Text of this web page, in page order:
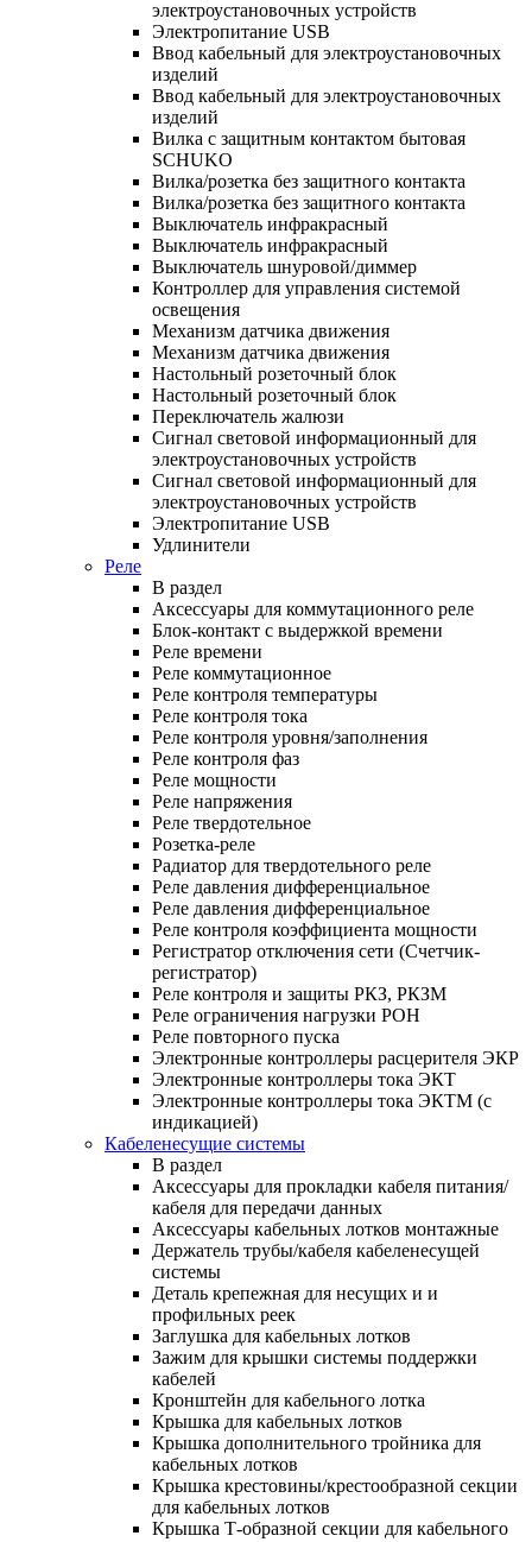
электроустановочных устройств
Электропитание USB
Ввод кабельный для электроустановочных
изделий
Ввод кабельный для электроустановочных
изделий
Вилка с защитным контактом бытовая
SCHUKO
Вилка/розетка без защитного контакта
Вилка/розетка без защитного контакта
Выключатель инфракрасный
Выключатель инфракрасный
Выключатель шнуровой/диммер
Контроллер для управления системой
освещения
Механизм датчика движения
Механизм датчика движения
Настольный розеточный блок
Настольный розеточный блок
Переключатель жалюзи
Сигнал световой информационный для
электроустановочных устройств
Сигнал световой информационный для
электроустановочных устройств
Электропитание USB
Удлинители
Реле
В раздел
Аксессуары для коммутационного реле
Блок-контакт с выдержкой времени
Реле времени
Реле коммутационное
Реле контроля температуры
Реле контроля тока
Реле контроля уровня/заполнения
Реле контроля фаз
Реле мощности
Реле напряжения
Реле твердотельное
Розетка-реле
Радиатор для твердотельного реле
Реле давления дифференциальное
Реле давления дифференциальное
Реле контроля коэффициента мощности
Регистратор отключения сети (Счетчик-
регистратор)
Реле контроля и защиты РКЗ, РКЗМ
Реле ограничения нагрузки РОН
Реле повторного пуска
Электронные контроллеры расцерителя ЭКР
Электронные контроллеры тока ЭКТ
Электронные контроллеры тока ЭКТМ (с
индикацией)
Кабеленесущие системы
В раздел
Аксессуары для прокладки кабеля питания/
кабеля для передачи данных
Аксессуары кабельных лотков монтажные
Держатель трубы/кабеля кабеленесущей
системы
Деталь крепежная для несущих и и
профильных реек
Заглушка для кабельных лотков
Зажим для крышки системы поддержки
кабелей
Кронштейн для кабельного лотка
Крышка для кабельных лотков
Крышка дополнительного тройника для
кабельных лотков
Крышка крестовины/крестообразной секции
для кабельных лотков
Крышка Т-образной секции для кабельного